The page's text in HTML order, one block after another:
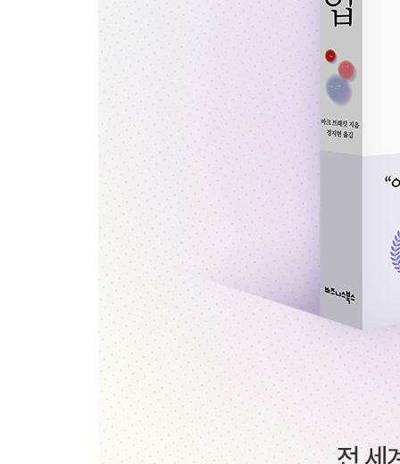
제8장 감정에 정확한 이름을 붙여라
감정에 이름 붙이기를 피하는 이유
감정에 이름 붙이기의 효과
감정에 이름을 붙이는 3단계
제4부 나를 지키고 관계를 살리는 감정 조절의 기술
제9장 몸과 마음을 고요하게 하기
호흡과 반응 속도의 관계
마음을 다스리는 호흡의 기술
마음챙김으로 ‘자극’과 ‘나’를 분리하라
마음챙김을 방해하는 소셜 미디어
일상에서 실천하는 마음챙김
네 가지 마음챙김 훈련
마음챙김은 도움이 된다, 하지만 충분하진 않다
제10장 생각의 방향 바꾸기
생각의 방향을 바꾸는 인지 전략
1. 공간적 거리 두기
2. 시간적 거리 두기
3. 거리를 둔 자기 대화